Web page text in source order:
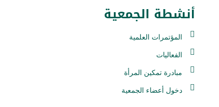
أنشطة الجمعية
المؤتمرات العلمية
الفعاليات
مبادرة تمكين المرأة
دخول أعضاء الجمعية